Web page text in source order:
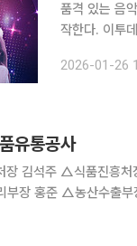
품격 있는 음
작한다. 이투데이피엔씨(브라보마이라이프)는 4월 11일과 12일 이틀간 서울 서대문구 연세대학교
첫 시즌 당시
2026-01-26
유통공사
진흥처장 최일근 △화훼사업센
부장 홍준 △농산수출